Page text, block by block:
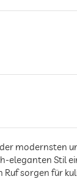
modernsten
Stil
sorgen für